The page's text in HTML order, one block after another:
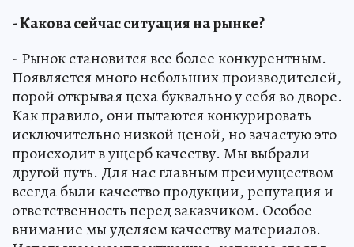
- Какова сейчас ситуация на рынке?
- Рынок становится все более конкурентным.
Появляется много небольших производителей,
порой открывая цеха буквально у себя во дворе.
Как правило, они пытаются конкурировать
исключительно низкой ценой, но зачастую это
происходит в ущерб качеству. Мы выбрали
другой путь. Для нас главным преимуществом
всегда были качество продукции, репутация и
ответственность перед заказчиком. Особое
внимание мы уделяем качеству материалов.